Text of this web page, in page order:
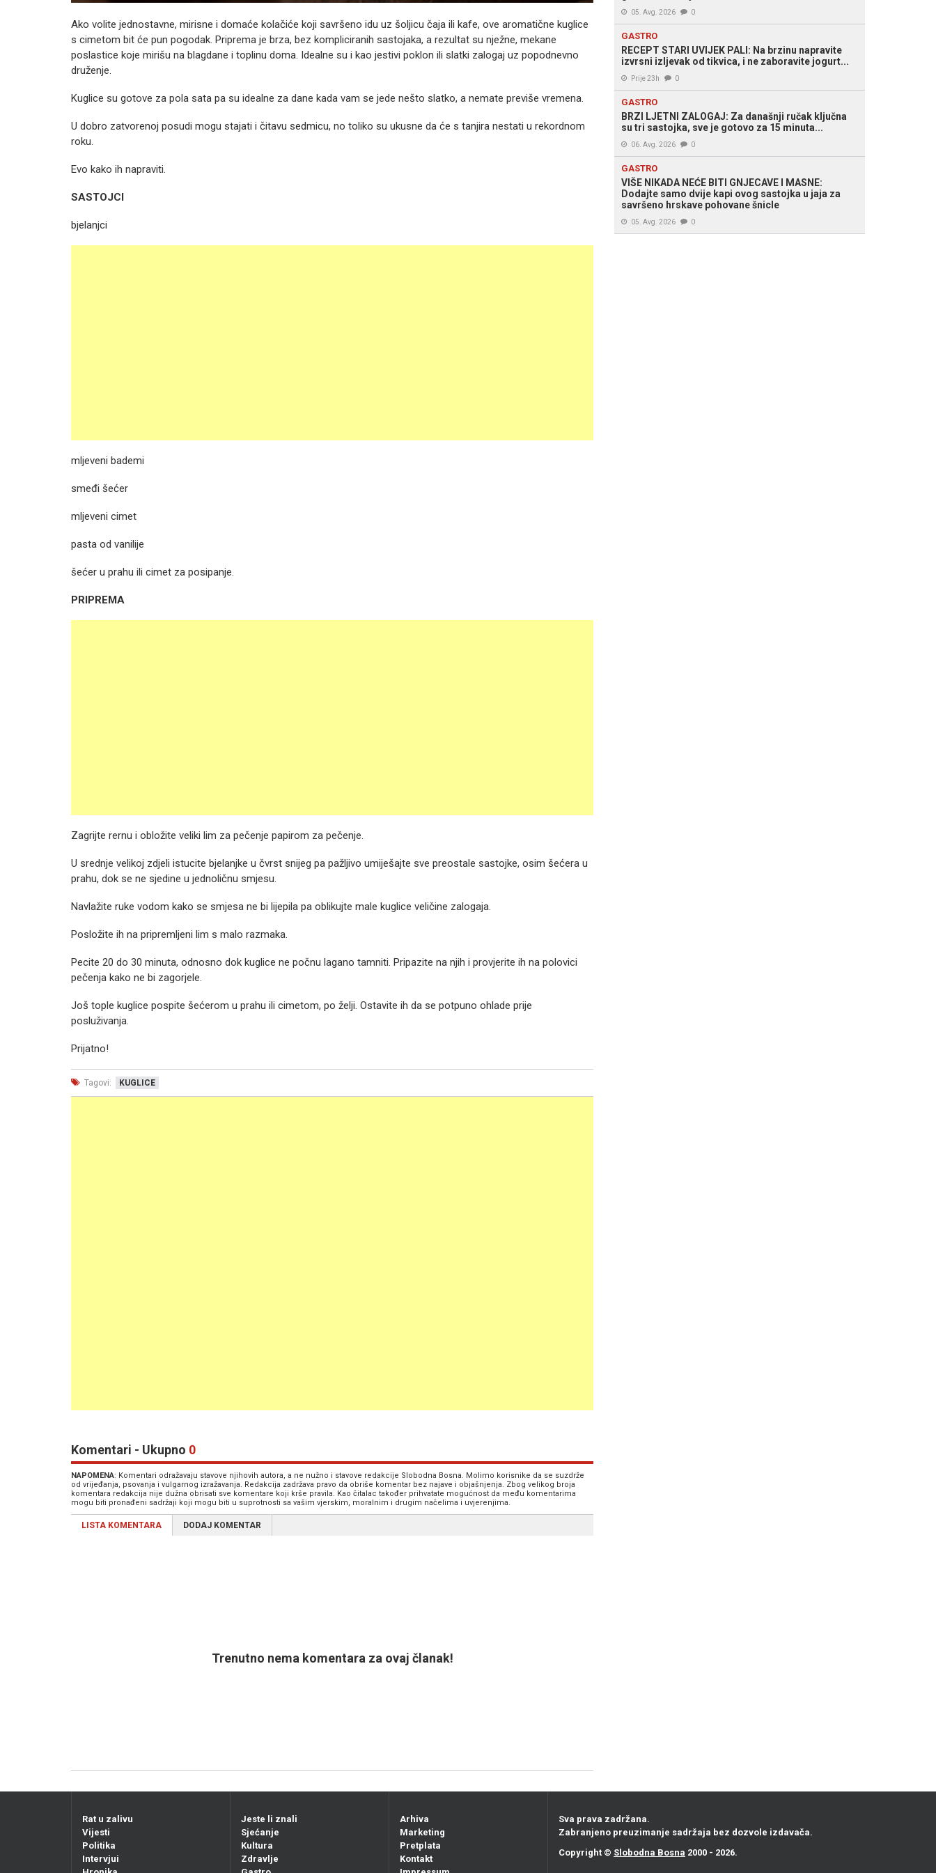
Ako volite jednostavne, mirisne i domaće kolačiće koji savršeno idu uz šoljicu čaja ili kafe, ove aromatične kuglice
s cimetom bit će pun pogodak. Priprema je brza, bez kompliciranih sastojaka, a rezultat su nježne, mekane
poslastice koje mirišu na blagdane i toplinu doma. Idealne su i kao jestivi poklon ili slatki zalogaj uz popodnevno
druženje.
Kuglice su gotove za pola sata pa su idealne za dane kada vam se jede nešto slatko, a nemate previše vremena.
U dobro zatvorenoj posudi mogu stajati i čitavu sedmicu, no toliko su ukusne da će s tanjira nestati u rekordnom
roku.
Evo kako ih napraviti.
SASTOJCI
bjelanjci
mljeveni bademi
smeđi šećer
mljeveni cimet
pasta od vanilije
šećer u prahu ili cimet za posipanje.
PRIPREMA
Zagrijte rernu i obložite veliki lim za pečenje papirom za pečenje.
U srednje velikoj zdjeli istucite bjelanjke u čvrst snijeg pa pažljivo umiješajte sve preostale sastojke, osim šećera u
prahu, dok se ne sjedine u jednoličnu smjesu.
Navlažite ruke vodom kako se smjesa ne bi lijepila pa oblikujte male kuglice veličine zalogaja.
Posložite ih na pripremljeni lim s malo razmaka.
Pecite 20 do 30 minuta, odnosno dok kuglice ne počnu lagano tamniti. Pripazite na njih i provjerite ih na polovici
pečenja kako ne bi zagorjele.
Još tople kuglice pospite šećerom u prahu ili cimetom, po želji. Ostavite ih da se potpuno ohlade prije
posluživanja.
Prijatno!
Tagovi: KUGLICE
Komentari - Ukupno 0
NAPOMENA: Komentari odražavaju stavove njihovih autora, a ne nužno i stavove redakcije Slobodna Bosna. Molimo korisnike da se suzdrže
od vrijeđanja, psovanja i vulgarnog izražavanja. Redakcija zadržava pravo da obriše komentar bez najave i objašnjenja. Zbog velikog broja
komentara redakcija nije dužna obrisati sve komentare koji krše pravila. Kao čitalac također prihvatate mogućnost da među komentarima
mogu biti pronađeni sadržaji koji mogu biti u suprotnosti sa vašim vjerskim, moralnim i drugim načelima i uvjerenjima.
LISTA KOMENTARA DODAJ KOMENTAR
Trenutno nema komentara za ovaj članak!
05. Avg. 2026 0
GASTRO
RECEPT STARI UVIJEK PALI: Na brzinu napravite
izvrsni izljevak od tikvica, i ne zaboravite jogurt...
Prije 23h 0
GASTRO
BRZI LJETNI ZALOGAJ: Za današnji ručak ključna
su tri sastojka, sve je gotovo za 15 minuta...
06. Avg. 2026 0
GASTRO
VIŠE NIKADA NEĆE BITI GNJECAVE I MASNE:
Dodajte samo dvije kapi ovog sastojka u jaja za
savršeno hrskave pohovane šnicle
05. Avg. 2026 0
Rat u zalivu
Vijesti
Politika
Intervjui
Jeste li znali
Sjećanje
Kultura
Zdravlje
Arhiva
Marketing
Pretplata
Kontakt
Sva prava zadržana.
Zabranjeno preuzimanje sadržaja bez dozvole izdavača.
Copyright © Slobodna Bosna 2000 - 2026.